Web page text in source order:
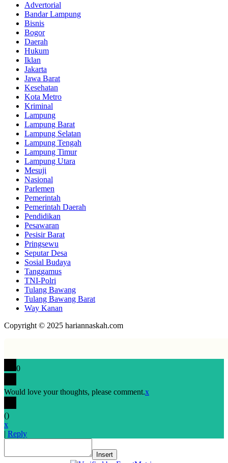
Advertorial
Bandar Lampung
Bisnis
Bogor
Daerah
Hukum
Iklan
Jakarta
Jawa Barat
Kesehatan
Kota Metro
Kriminal
Lampung
Lampung Barat
Lampung Selatan
Lampung Tengah
Lampung Timur
Lampung Utara
Mesuji
Nasional
Parlemen
Pemerintah
Pemerintah Daerah
Pendidikan
Pesawaran
Pesisir Barat
Pringsewu
Seputar Desa
Sosial Budaya
Tanggamus
TNI-Polri
Tulang Bawang
Tulang Bawang Barat
Way Kanan
Copyright © 2025 hariannaskah.com
0
Would love your thoughts, please comment.x
()
x
| Reply
Insert